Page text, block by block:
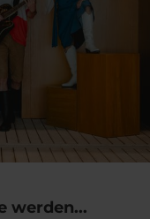
werden...